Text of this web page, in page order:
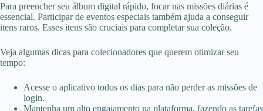
Para preencher seu álbum digital rápido, focar nas missões diárias é
essencial. Participar de eventos especiais também ajuda a conseguir
itens raros. Esses itens são cruciais para completar sua coleção.
Veja algumas dicas para colecionadores que querem otimizar seu
tempo:
Acesse o aplicativo todos os dias para não perder as missões de
login.
Mantenha um alto engajamento na plataforma, fazendo as tarefas